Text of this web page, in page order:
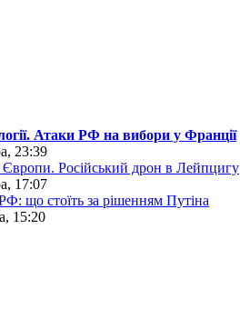
Атаки РФ на вибори у Франції
23:39
Європи. Російський дрон в Лейпцигу
17:07
що стоїть за рішенням Путіна
15:20